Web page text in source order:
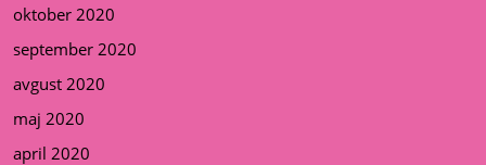
oktober 2020
september 2020
avgust 2020
maj 2020
april 2020